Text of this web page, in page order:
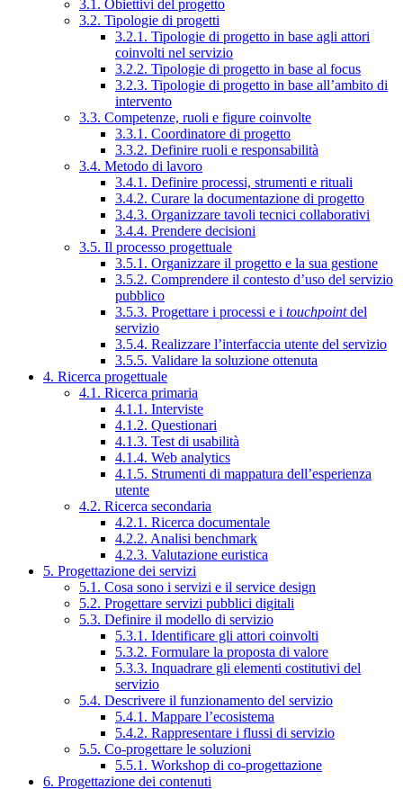
3.1. Obiettivi del progetto
3.2. Tipologie di progetti
3.2.1. Tipologie di progetto in base agli attori
coinvolti nel servizio
3.2.2. Tipologie di progetto in base al focus
3.2.3. Tipologie di progetto in base all’ambito di
intervento
3.3. Competenze, ruoli e figure coinvolte
3.3.1. Coordinatore di progetto
3.3.2. Definire ruoli e responsabilità
3.4. Metodo di lavoro
3.4.1. Definire processi, strumenti e rituali
3.4.2. Curare la documentazione di progetto
3.4.3. Organizzare tavoli tecnici collaborativi
3.4.4. Prendere decisioni
3.5. Il processo progettuale
3.5.1. Organizzare il progetto e la sua gestione
3.5.2. Comprendere il contesto d’uso del servizio
pubblico
3.5.3. Progettare i processi e i touchpointdel
servizio
3.5.4. Realizzare l’interfaccia utente del servizio
3.5.5. Validare la soluzione ottenuta
4. Ricerca progettuale
4.1. Ricerca primaria
4.1.1. Interviste
4.1.2. Questionari
4.1.3. Test di usabilità
4.1.4. Web analytics
4.1.5. Strumenti di mappatura dell’esperienza
utente
4.2. Ricerca secondaria
4.2.1. Ricerca documentale
4.2.2. Analisi benchmark
4.2.3. Valutazione euristica
5. Progettazione dei servizi
5.1. Cosa sono i servizi e il service design
5.2. Progettare servizi pubblici digitali
5.3. Definire il modello di servizio
5.3.1. Identificare gli attori coinvolti
5.3.2. Formulare la proposta di valore
5.3.3. Inquadrare gli elementi costitutivi del
servizio
5.4. Descrivere il funzionamento del servizio
5.4.1. Mappare l’ecosistema
5.4.2. Rappresentare i flussi di servizio
5.5. Co-progettare le soluzioni
5.5.1. Workshop di co-progettazione
6. Progettazione dei contenuti